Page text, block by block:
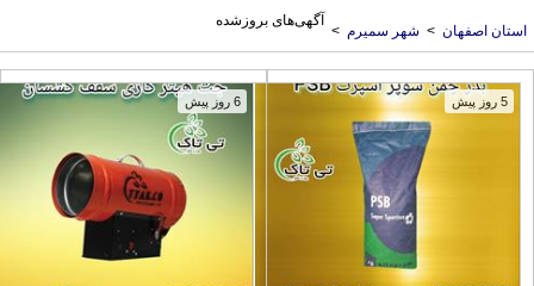
اصفهان > شهر سمیرم >
آگهی‌های بروزشده